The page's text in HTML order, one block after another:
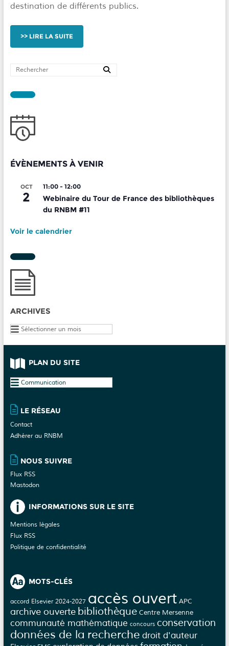
destination de différents publics.
LIRE LA SUITE
ÉVÈNEMENTS À VENIR
OCT
2
11:00- 12:00
Webinaire du Tour de France des bibliothèques
du RNBM #11
Voir le calendrier
ARCHIVES
Archives
PLAN DU SITE
Plan
site
LE RÉSEAU
Contact
Adhérer au RNBM
NOUS SUIVRE
Flux RSS
Mastodon
INFORMATIONS SUR LE SITE
Mentions légales
Flux RSS
Politique de confidentialité
MOTS-CLÉS
accord Elsevier 2024-2027 accès ouvert APC
archive ouverte bibliothèque Centre Mersenne
communauté mathématique concours conservation
données de la recherche droit d'auteur